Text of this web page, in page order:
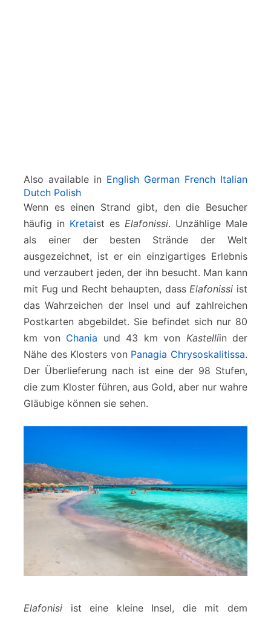
Also available in English German French Italian
Dutch Polish
Wenn es einen Strand gibt, den die Besucher
häufig in Kretaist es Elafonissi. Unzählige Male
als einer der besten Strände der Welt
ausgezeichnet, ist er ein einzigartiges Erlebnis
und verzaubert jeden, der ihn besucht. Man kann
mit Fug und Recht behaupten, dassElafonissi ist
das Wahrzeichen der Insel und auf zahlreichen
Postkarten abgebildet. Sie befindet sich nur 80
km von Chania und 43 km von Kastelliin der
Nähe des Klosters von Panagia Chrysoskalitissa.
Der Überlieferung nach ist eine der 98 Stufen,
die zum Kloster führen, aus Gold, aber nur wahre
Gläubige können sie sehen.
Elafonisi ist eine kleine Insel, die mit dem